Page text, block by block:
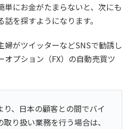
単にお金がたまらないと、次にも
を探すようになります。
婦がツイッターなどSNSで勧誘し
オプション（FX）の自動売買ツ
、日本の顧客との間でバイ
り扱い業務を行う場合は、